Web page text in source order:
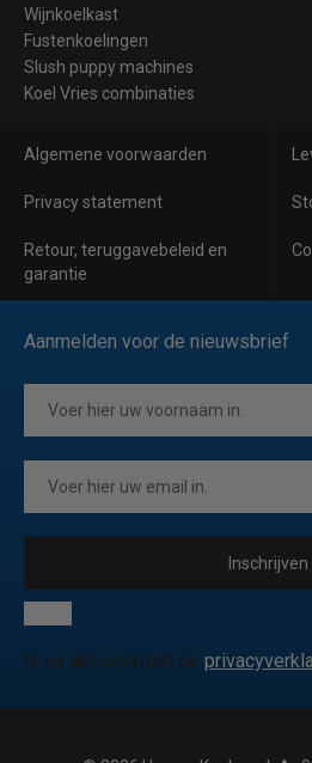
Wijnkoelkast
Fustenkoelingen
Slush puppy machines
Koel Vries combinaties
Algemene voorwaarden
Privacy statement
Retour, teruggavebeleid en
garantie
Aanmelden voor de nieuwsbrief
Inschrijven
Ik ga akkoord met de